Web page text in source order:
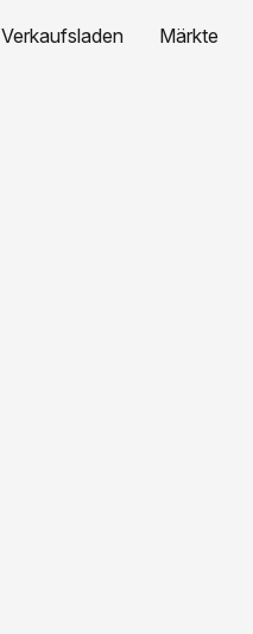
Verkaufsladen Märkte